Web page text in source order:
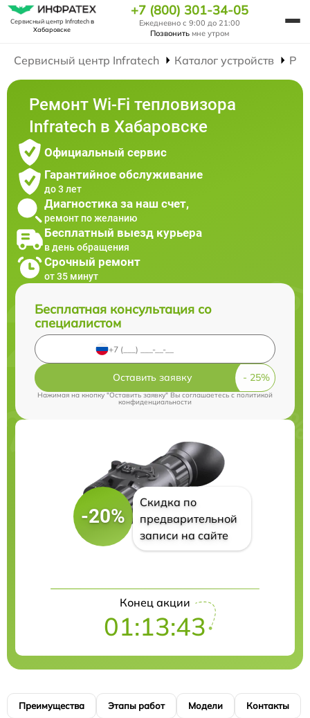
Сервисный центр Infratechв
Хабаровске
+7 (800) 301-34-05
Ежедневно с 9:00 до 21:00
Позвонить мне утром
Сервисный центр Infratech Каталог устройств
Ремонт Wi-Fi тепловизора
Infratech в Хабаровске
Официальный сервис
Гарантийное обслуживание
до 3 лет
Диагностика за наш счет,
ремонт по желанию
Бесплатный выезд курьера
в день обращения
Срочный ремонт
от 35 минут
Бесплатная консультация со
специалистом
Оставить заявку
Нажимая на кнопку "Оставить заявку" Вы соглашаетесь cполитикой
конфиденциальности
-20%
Скидка по
предварительной
записи на сайте
Конец акции
01:13:43
Преимущества Этапы работ Модели Контакты